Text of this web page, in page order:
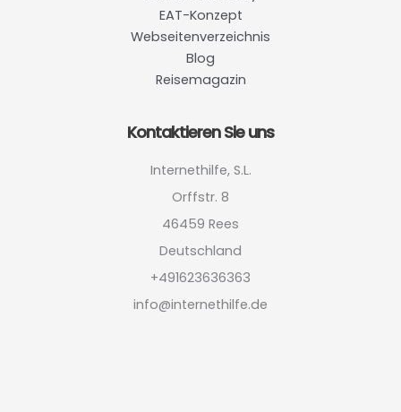
EAT-Konzept
Webseitenverzeichnis
Blog
Reisemagazin
Kontaktieren Sie uns
Internethilfe, S.L.
Orffstr. 8
46459 Rees
Deutschland
+491623636363
info@internethilfe.de